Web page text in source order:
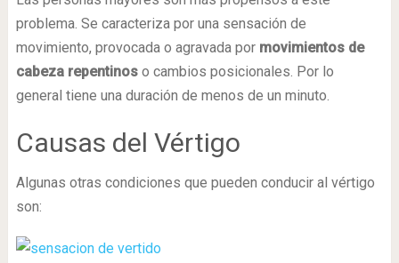
problema. Se caracteriza por una sensación de
movimiento, provocada o agravada por movimientos de
cabeza repentinoso cambios posicionales. Por lo
general tiene una duración de menos de un minuto.
Causas del Vértigo
Algunas otras condiciones que pueden conducir al vértigo
son: